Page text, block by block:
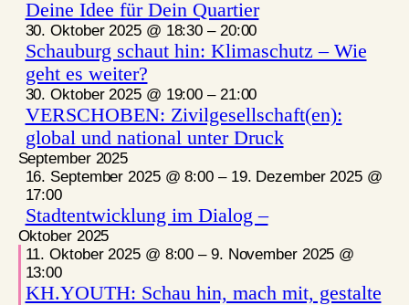
Deine Idee für Dein Quartier
30. Oktober 2025 @ 18:30 – 20:00
Schauburg schaut hin: Klimaschutz – Wie
geht es weiter?
30. Oktober 2025 @ 19:00 – 21:00
VERSCHOBEN: Zivilgesellschaft(en):
global und national unter Druck
September 2025
16. September 2025 @ 8:00 – 19. Dezember 2025 @
17:00
Stadtentwicklung im Dialog –
Oktober 2025
11. Oktober 2025 @ 8:00 – 9. November 2025 @
13:00
KH.YOUTH: Schau hin, mach mit, gestalte